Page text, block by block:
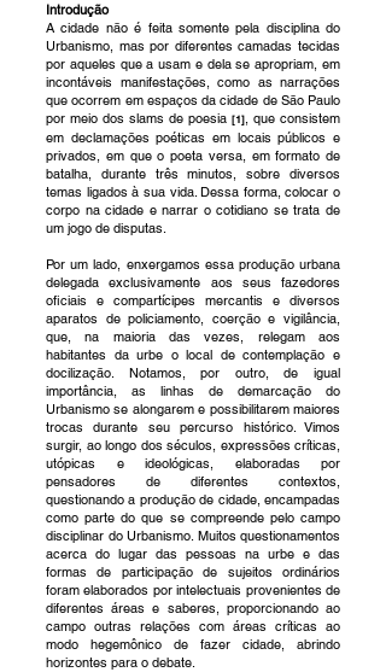
Introdução
A cidade não é feita somente pela disciplina do
Urbanismo, mas por diferentes camadas tecidas
por aqueles que a usam e dela se apropriam, em
incontáveis manifestações, como as narrações
que ocorrem em espaços da cidade de São Paulo
por meio dos slams de poesia [1], que consistem
em declamações poéticas em locais públicos e
privados, em que o poeta versa, em formato de
batalha, durante três minutos, sobre diversos
temas ligados à sua vida. Dessa forma, colocar o
corpo na cidade e narrar o cotidiano se trata de
um jogo de disputas.
Por um lado, enxergamos essa produção urbana
delegada exclusivamente aos seus fazedores
oficiais e compartícipes mercantis e diversos
aparatos de policiamento, coerção e vigilância,
que, na maioria das vezes, relegam aos
habitantes da urbe o local de contemplação e
docilização. Notamos, por outro, de igual
importância, as linhas de demarcação do
Urbanismo se alongarem e possibilitarem maiores
trocas durante seu percurso histórico. Vimos
surgir, ao longo dos séculos, expressões críticas,
utópicas e ideológicas, elaboradas por
pensadores de diferentes contextos,
questionando a produção de cidade, encampadas
como parte do que se compreende pelo campo
disciplinar do Urbanismo. Muitos questionamentos
acerca do lugar das pessoas na urbe e das
formas de participação de sujeitos ordinários
foram elaborados por intelectuais provenientes de
diferentes áreas e saberes, proporcionando ao
campo outras relações com áreas críticas ao
modo hegemônico de fazer cidade, abrindo
horizontes para o debate.